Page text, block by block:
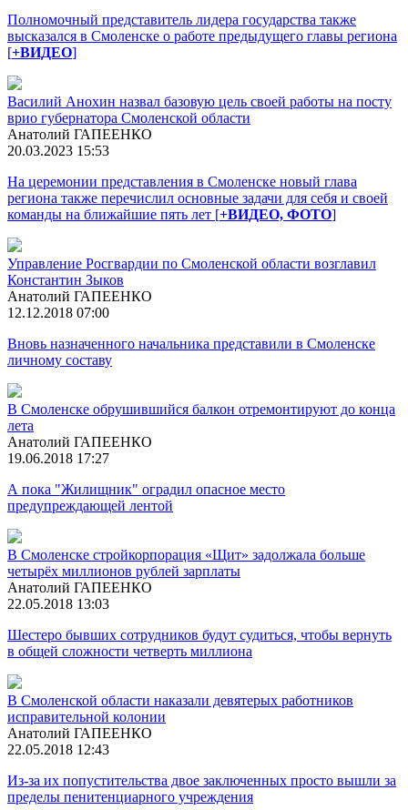
Полномочный представитель лидера государства также
высказался в Смоленске о работе предыдущего главы региона
[+ВИДЕО]
Василий Анохин назвал базовую цель своей работы на посту
врио губернатора Смоленской области
Анатолий ГАПЕЕНКО
20.03.2023 15:53
На церемонии представления в Смоленске новый глава
региона также перечислил основные задачи для себя и своей
команды на ближайшие пять лет [+ВИДЕО, ФОТО]
Управление Росгвардии по Смоленской области возглавил
Константин Зыков
Анатолий ГАПЕЕНКО
12.12.2018 07:00
Вновь назначенного начальника представили в Смоленске
личному составу
В Смоленске обрушившийся балкон отремонтируют до конца
лета
Анатолий ГАПЕЕНКО
19.06.2018 17:27
А пока "Жилищник" оградил опасное место
предупреждающей лентой
В Смоленске стройкорпорация «Щит» задолжала больше
четырёх миллионов рублей зарплаты
Анатолий ГАПЕЕНКО
22.05.2018 13:03
Шестеро бывших сотрудников будут судиться, чтобы вернуть
в общей сложности четверть миллиона
В Смоленской области наказали девятерых работников
исправительной колонии
Анатолий ГАПЕЕНКО
22.05.2018 12:43
Из-за их попустительства двое заключенных просто вышли за
пределы пенитенциарного учреждения